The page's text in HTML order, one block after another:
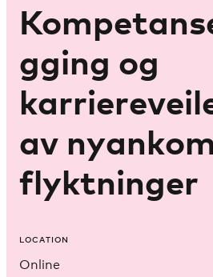
gging og
av
flyktninger
LOCATION
Online